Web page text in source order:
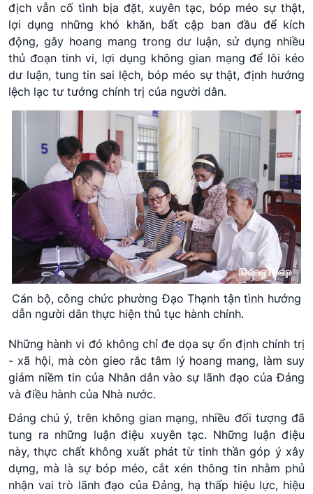
địch vẫn cố tình bịa đặt, xuyên tạc, bóp méo sự thật,
lợi dụng những khó khăn, bất cập ban đầu để kích
động, gây hoang mang trong dư luận, sử dụng nhiều
thủ đoạn tinh vi, lợi dụng không gian mạng để lôi kéo
dư luận, tung tin sai lệch, bóp méo sự thật, định hướng
lệch lạc tư tưởng chính trị của người dân.
Cán bộ, công chức phường Đạo Thạnh tận tình hướng
dẫn người dân thực hiện thủ tục hành chính.
Những hành vi đó không chỉ đe dọa sự ổn định chính trị
- xã hội, mà còn gieo rắc tâm lý hoang mang, làm suy
giảm niềm tin của Nhân dân vào sự lãnh đạo của Đảng
và điều hành của Nhà nước.
Đáng chú ý, trên không gian mạng, nhiều đối tượng đã
tung ra những luận điệu xuyên tạc. Những luận điệu
này, thực chất không xuất phát từ tinh thần góp ý xây
dựng, mà là sự bóp méo, cắt xén thông tin nhằm phủ
nhận vai trò lãnh đạo của Đảng, hạ thấp hiệu lực, hiệu